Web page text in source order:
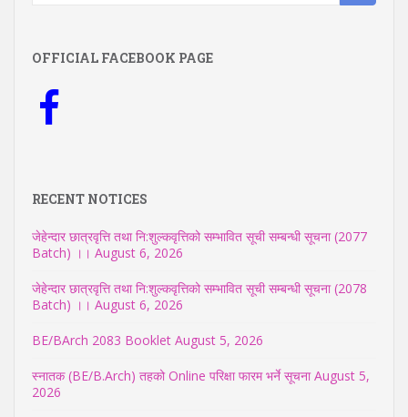
OFFICIAL FACEBOOK PAGE
RECENT NOTICES
जेहेन्दार छात्रवृत्ति तथा नि:शुल्कवृत्तिको सम्भावित सूची सम्बन्धी सूचना (2077
Batch) ।। August 6, 2026
जेहेन्दार छात्रवृत्ति तथा नि:शुल्कवृत्तिको सम्भावित सूची सम्बन्धी सूचना (2078
Batch) ।। August 6, 2026
BE/BArch 2083 Booklet August 5, 2026
स्नातक (BE/B.Arch) तहको Online परिक्षा फारम भर्ने सूचना August 5,
2026